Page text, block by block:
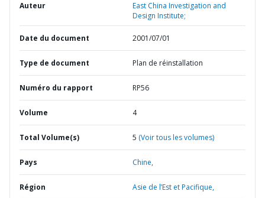
Auteur
East China Investigation and
Design Institute;
Date du document 2001/07/01
Type de document Plan de réinstallation
Numéro du rapport RP56
Volume 4
Total Volume(s) 5 (Voir tous les volumes)
Pays Chine,
Région Asie de l’Est et Pacifique,